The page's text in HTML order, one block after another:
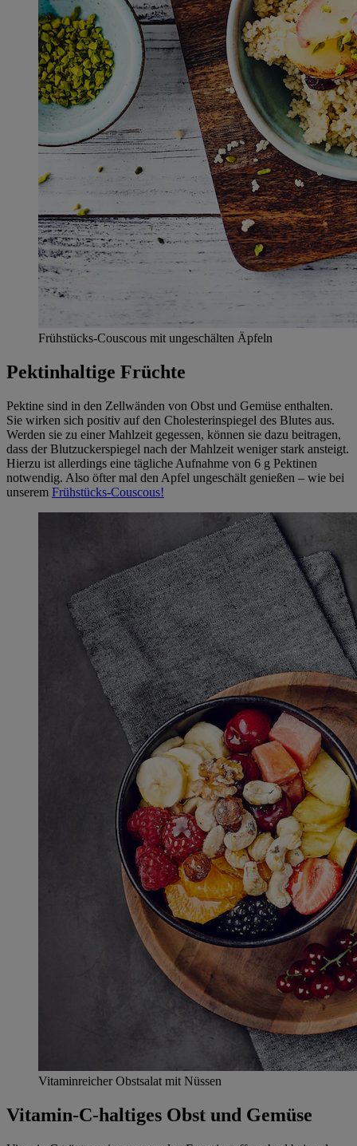
Frühstücks-Couscous mit ungeschälten Äpfeln
Pektinhaltige Früchte
Pektine sind in den Zellwänden von Obst und Gemüse enthalten.
Sie wirken sich positiv auf den Cholesterinspiegel des Blutes aus.
Werden sie zu einer Mahlzeit gegessen, können sie dazu beitragen,
dass der Blutzuckerspiegel nach der Mahlzeit weniger stark ansteigt.
Hierzu ist allerdings eine tägliche Aufnahme von 6 g Pektinen
notwendig. Also öfter mal den Apfel ungeschält genießen – wie bei
unserem Frühstücks-Couscous!
Vitaminreicher Obstsalat mit Nüssen
Vitamin-C-haltiges Obst und Gemüse